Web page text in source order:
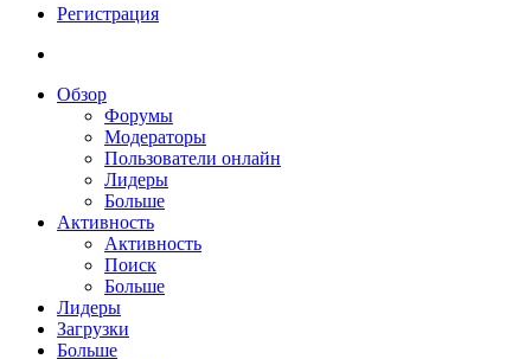
Регистрация
Обзор
Форумы
Модераторы
Пользователи онлайн
Лидеры
Больше
Активность
Активность
Поиск
Больше
Лидеры
Загрузки
Больше